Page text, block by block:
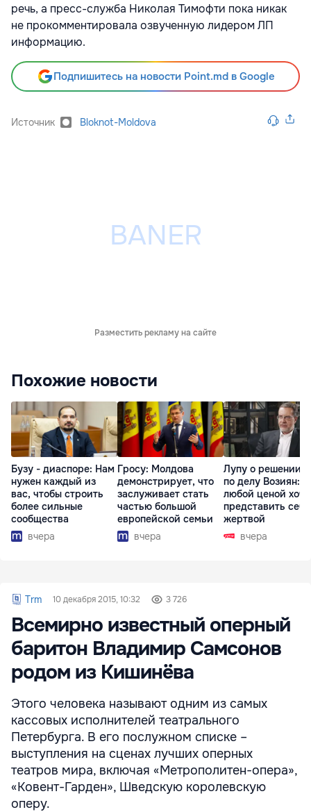
речь, а пресс-служба Николая Тимофти пока никак
не прокомментировала озвученную лидером ЛП
информацию.
Подпишитесь на новости Point.md в Google
Источник Bloknot-Moldova
Разместить рекламу на сайте
Похожие новости
Бузу - диаспоре: Нам
нужен каждый из
вас, чтобы строить
более сильные
сообщества
вчера
Гросу: Молдова
демонстрирует, что
заслуживает стать
частью большой
европейской семьи
вчера
Лупу о решении
по делу Возиян:
любой ценой
представить себя
жертвой
вчера
Trm 10 декабря 2015, 10:32 3 726
Всемирно известный оперный
баритон Владимир Самсонов
родом из Кишинёва
Этого человека называют одним из самых
кассовых исполнителей театрального
Петербурга. В его послужном списке –
выступления на сценах лучших оперных
театров мира, включая «Метрополитен-опера»,
«Ковент-Гарден», Шведскую королевскую
оперу.